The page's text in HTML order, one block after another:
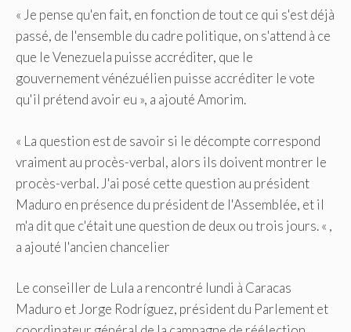
« Je pense qu'en fait, en fonction de tout ce qui s'est déjà
passé, de l'ensemble du cadre politique, on s'attend à ce
que le Venezuela puisse accréditer, que le
gouvernement vénézuélien puisse accréditer le vote
qu'il prétend avoir eu », a ajouté Amorim.
« La question est de savoir si le décompte correspond
vraiment au procès-verbal, alors ils doivent montrer le
procès-verbal. J'ai posé cette question au président
Maduro en présence du président de l'Assemblée, et il
m'a dit que c'était une question de deux ou trois jours. « ,
a ajouté l'ancien chancelier
Le conseiller de Lula a rencontré lundi à Caracas
Maduro et Jorge Rodríguez, président du Parlement et